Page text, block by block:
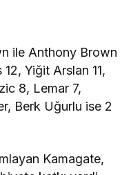
ile Anthony Brown
Yiğit Arslan 11,
8, Lemar 7,
Berk Uğurlu ise 2
Kamagate,